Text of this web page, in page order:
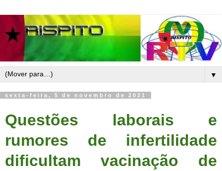
▼
sexta-feira, 5 de novembro de 2021
Questões laborais e
rumores de infertilidade
dificultam vacinação de